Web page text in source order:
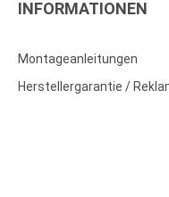
INFORMATIONEN
Montageanleitungen
Herstellergarantie /